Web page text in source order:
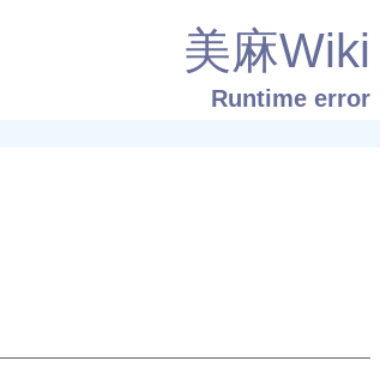
美麻Wiki
Runtime error